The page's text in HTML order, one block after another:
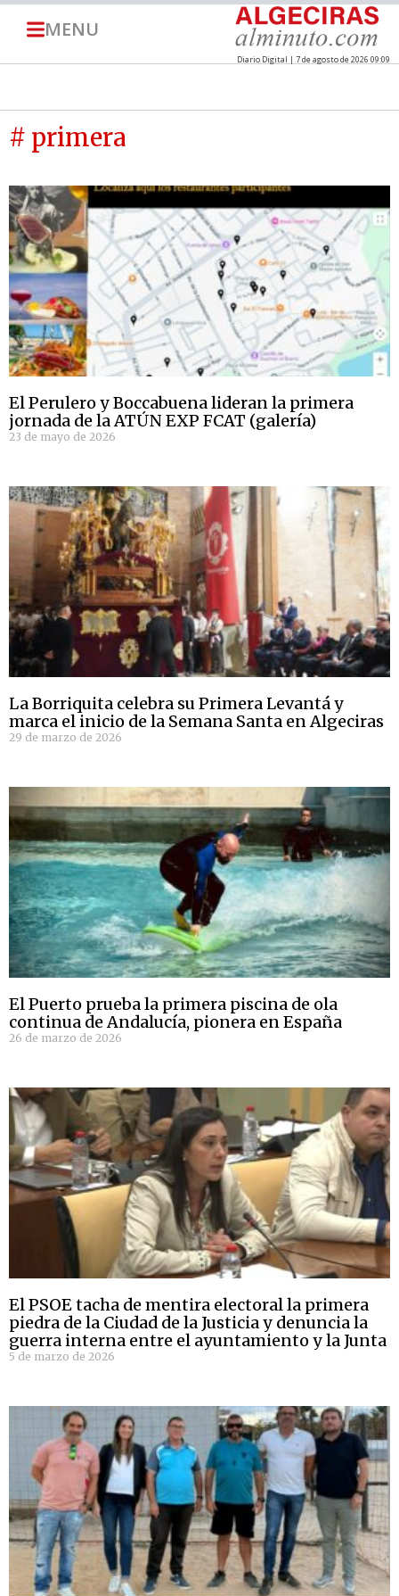
MENU
Diario Digital | 7 de agosto de 2026 09:09
# primera
El Perulero y Boccabuena lideran la primera
jornada de la ATÚN EXP FCAT (galería)
23 de mayo de 2026
La Borriquita celebra su Primera Levantá y
marca el inicio de la Semana Santa en Algeciras
29 de marzo de 2026
El Puerto prueba la primera piscina de ola
continua de Andalucía, pionera en España
26 de marzo de 2026
El PSOE tacha de mentira electoral la primera
piedra de la Ciudad de la Justicia y denuncia la
guerra interna entre el ayuntamiento y la Junta
5 de marzo de 2026